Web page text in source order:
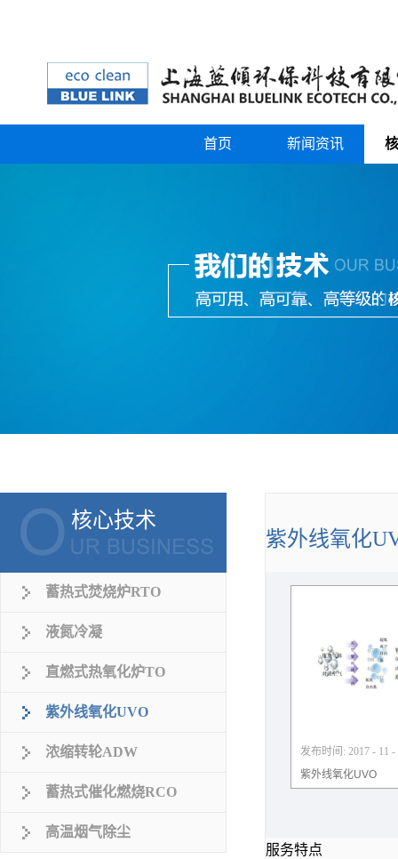
首页 新闻资讯
核心技术
蓄热式焚烧炉RTO
液氮冷凝
直燃式热氧化炉TO
紫外线氧化UVO
浓缩转轮ADW
蓄热式催化燃烧RCO
高温烟气除尘
紫外线氧化
紫外线氧化UVO
发布时间: 2017 - 11 -
服务特点